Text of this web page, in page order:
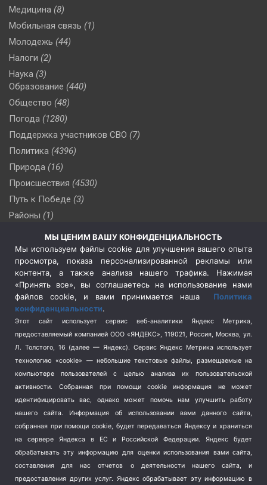
Медицина (8)
Мобильная связь (1)
Молодежь (44)
Налоги (2)
Наука (3)
Образование (440)
Общество (48)
Погода (1280)
Поддержка участников СВО (7)
Политика (4396)
Природа (16)
Происшествия (4530)
Путь к Победе (3)
Районы (1)
(510)
Сельское хозяйство (3)
Социальная политика
(3)
Спецоперация в Украине
Спецоперация на Украине
(404)
Спорт (740)
Терроризм (1)
Транспорт (262)
Туризм (178)
Школа и спорт (2)
Экология (8)
Экономика (1172)
МЫ ЦЕНИМ ВАШУ КОНФИДЕНЦИАЛЬНОСТЬ
Мы используем файлы cookie для улучшения вашего опыта
просмотра, показа персонализированной рекламы или
контента, а также анализа нашего трафика. Нажимая
«Принять все», вы соглашаетесь на использование нами
файлов cookie, и вами принимается наша Политика
конфиденциальности.
Этот сайт использует сервис веб-аналитики Яндекс Метрика,
предоставляемый компанией ООО «ЯНДЕКС», 119021, Россия, Москва, ул.
Л. Толстого, 16 (далее — Яндекс). Сервис Яндекс Метрика использует
технологию «cookie» — небольшие текстовые файлы, размещаемые на
компьютере пользователей с целью анализа их пользовательской
активности.
Собранная при помощи cookie информация не может
идентифицировать вас, однако может помочь нам улучшить работу
нашего сайта. Информация об использовании вами данного сайта,
собранная при помощи cookie, будет передаваться Яндексу и храниться
на сервере Яндекса в ЕС и Российской Федерации. Яндекс будет
обрабатывать эту информацию для оценки использования вами сайта,
составления для нас отчетов о деятельности нашего сайта, и
предоставления других услуг. Яндекс обрабатывает эту информацию в